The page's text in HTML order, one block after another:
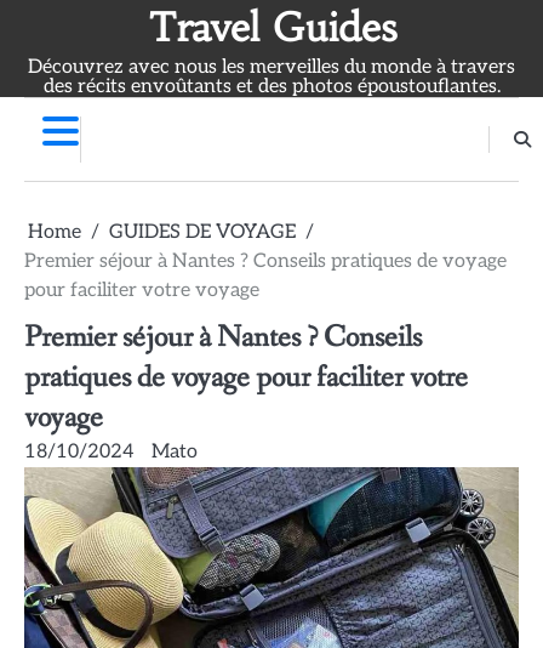
content
Travel Guides
Découvrez avec nous les merveilles du monde à travers
des récits envoûtants et des photos époustouflantes.
Home
GUIDES DE VOYAGE
Premier séjour à Nantes ? Conseils pratiques de voyage
pour faciliter votre voyage
Premier séjour à Nantes ? Conseils
pratiques de voyage pour faciliter votre
voyage
18/10/2024 Mato